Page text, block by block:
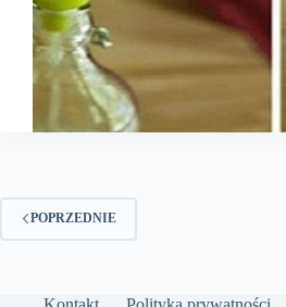
POPRZEDNIE